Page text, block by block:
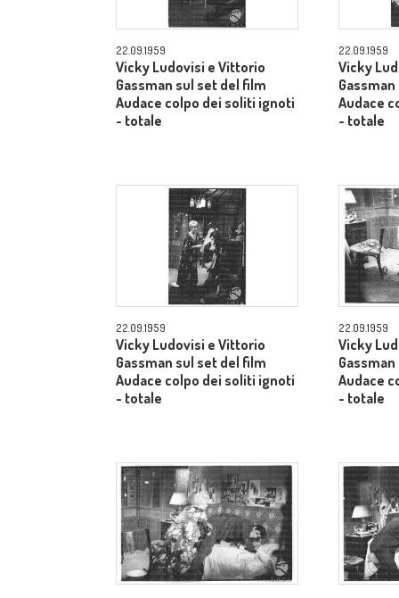
22.09.1959
Vicky Ludovisi e Vittorio
Gassman sul set del film
Audace colpo dei soliti ignoti
- totale
22.09.1959
Vicky
Audace
- totale
22.09.1959
Vicky Ludovisi e Vittorio
Gassman sul set del film
Audace colpo dei soliti ignoti
- totale
22.09.1959
Vicky
Audace
- totale